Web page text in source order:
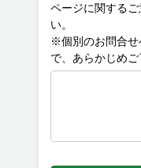
ページに関する
い。
※個別のお問合せ